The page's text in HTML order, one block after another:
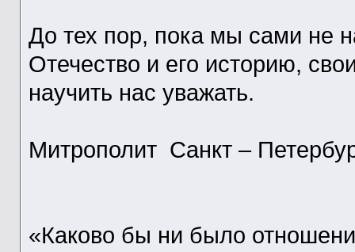
До тех пор, пока мы сами не
Отечество и его историю,
научить нас уважать.
Митрополит Санкт –
«Каково бы ни было